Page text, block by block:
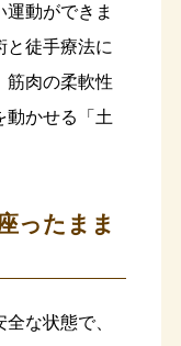
動ができま
と徒手療法に
筋肉の柔軟性
動かせる「土
ったまま
な状態で、